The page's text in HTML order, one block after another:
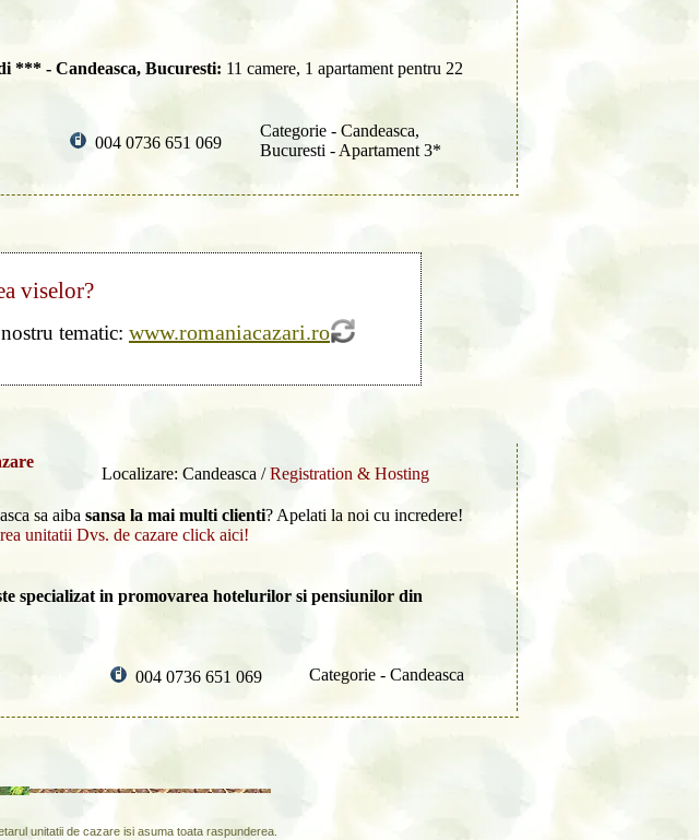
*** - Candeasca, Bucuresti: 11 camere, 1 apartament pentru 22
004 0736 651 069
Categorie - Candeasca,
Bucuresti - Apartament 3*
viselor?
tematic: www.romaniacazari.ro
Localizare: Candeasca /Registration & Hosting
sa aiba sansa la mai multi clienti? Apelati la noi cu incredere!
unitatii Dvs. de cazare click aici!
specializat in promovarea hotelurilor si pensiunilor din
004 0736 651 069 Categorie - Candeasca
unitatii de cazare isi asuma toata raspunderea.